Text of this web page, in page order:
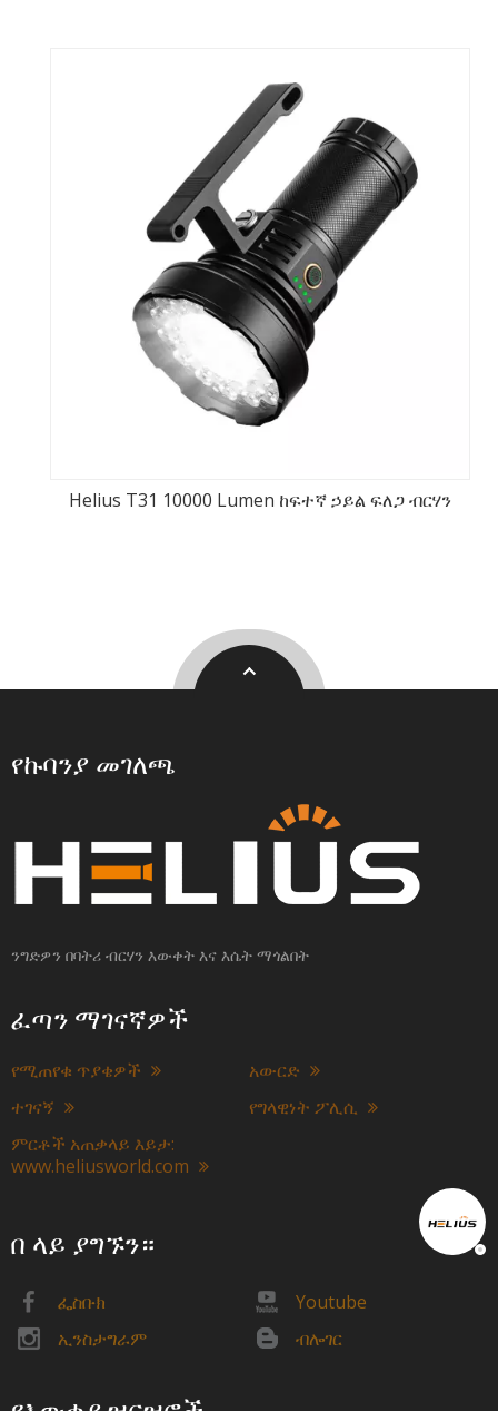
Helius T31 10000 Lumen ከፍተኛ ኃይል ፍለጋ ብርሃን
የኩባንያ መገለጫ
ንግድዎን በባትሪ ብርሃን እውቀት እና እሴት ማጎልበት
ፈጣን ማገናኛዎች
የሚጠየቁ ጥያቄዎች
አውርድ
ተገናኝ
የግላዊነት ፖሊሲ
ምርቶች አጠቃላይ እይታ:
www.heliusworld.com
በ ላይ ያግኙን።
ፌስቡክ
Youtube
ኢንስታግራም
ብሎገር